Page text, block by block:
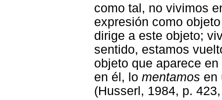
como tal, no vivimos
expresión como
dirige a este objeto;
sentido, estamos
objeto que aparece
en él, lo mentamos en
(Husserl, 1984, p.